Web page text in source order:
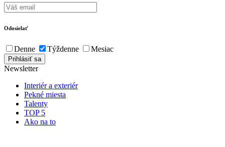
Odosielať
Denne Týždenne Mesiac
Newsletter
Interiér a exteriér
Pekné miesta
Talenty
TOP 5
Ako na to